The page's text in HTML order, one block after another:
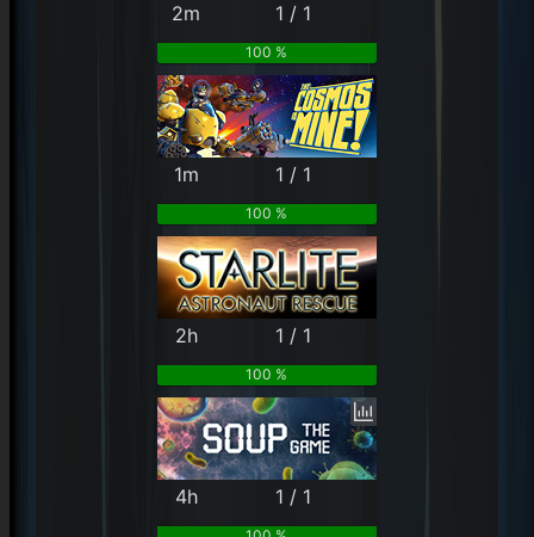
2m 1 / 1
100 %
1m 1 / 1
100 %
2h 1 / 1
100 %
4h 1 / 1